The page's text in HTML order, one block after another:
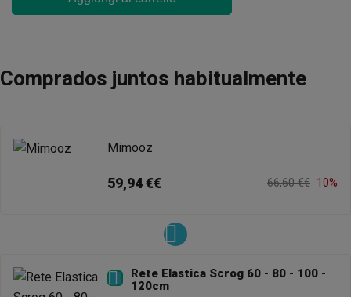
Comprados juntos habitualmente
Mimooz
59,94 €€ 66,60 €€ 10%

Rete Elastica Scrog 60 - 80 - 100 -
120cm